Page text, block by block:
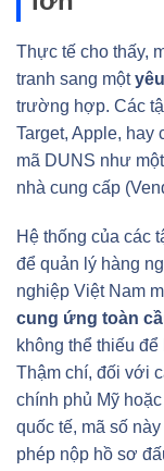
Thực tế cho thấy,
tranh sang một
trường hợp. Các
Target, Apple, hay
mã DUNS như
nhà cung cấp
Hệ thống của các
để quản lý hàng
nghiệp Việt Nam
cung ứng toàn
không thể thiếu
Thậm chí, đối với
chính phủ Mỹ
quốc tế, mã số
phép nộp hồ sơ